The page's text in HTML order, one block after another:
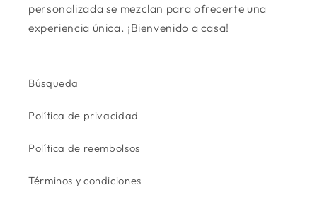
personalizada se mezclan para ofrecerte una
experiencia única. ¡Bienvenido a casa!
Búsqueda
Política de privacidad
Política de reembolsos
Términos y condiciones